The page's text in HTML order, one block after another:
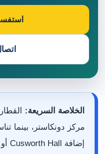
الخلاصة السريعة:
مركز دونكاستر، بينما